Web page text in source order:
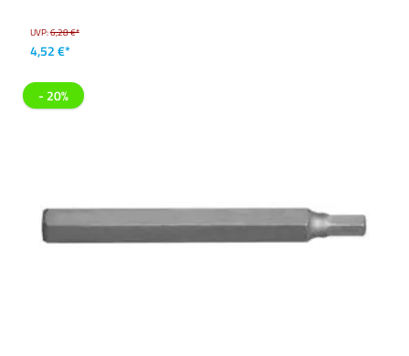
UVP:6,28 €*
4,52 €*
- 20%